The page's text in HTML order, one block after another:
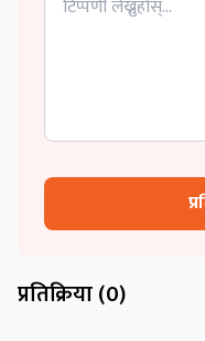
प्रतिक्रिया (0)